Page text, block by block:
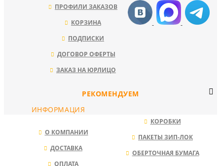
ПРОФИЛИ ЗАКАЗОВ
КОРЗИНА
ПОДПИСКИ
ДОГОВОР ОФЕРТЫ
ЗАКАЗ НА ЮРЛИЦО
РЕКОМЕНДУЕМ
КОРОБКИ
ПАКЕТЫ ЗИП-ЛОК
ОБЕРТОЧНАЯ БУМАГА
ИНФОРМАЦИЯ
О КОМПАНИИ
ДОСТАВКА
ОПЛАТА